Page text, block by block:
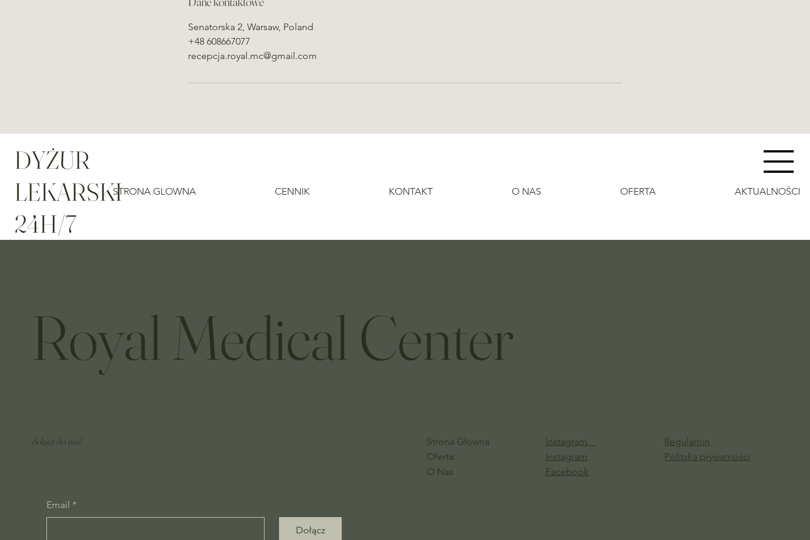
DYŻUR
LEKARSKI
24H/7
STRONA GLOWNA CENNIK KONTAKT O NAS OFERTA AKTUALNOŚCI
Senatorska 2, Warsaw, Poland
+48 608667077
recepcja.royal.mc@gmail.com
Royal Medical Center
dołącz do nas!
Instagram
Instagram
Facebook
Strona Główna
Oferta
O Nas
Regulamin
Polityka prywatności
Email *
Dołącz